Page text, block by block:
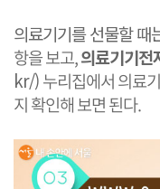
의료기기를 선물할 때
항을 보고, ​의료기기전
kr/)누리집에서 ​의료
지 확인해 보면 된다. ​